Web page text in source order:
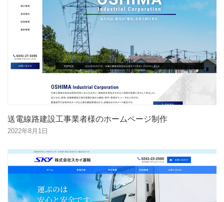
送電線路建設工事業者様のホームページ制作
2022年8月1日